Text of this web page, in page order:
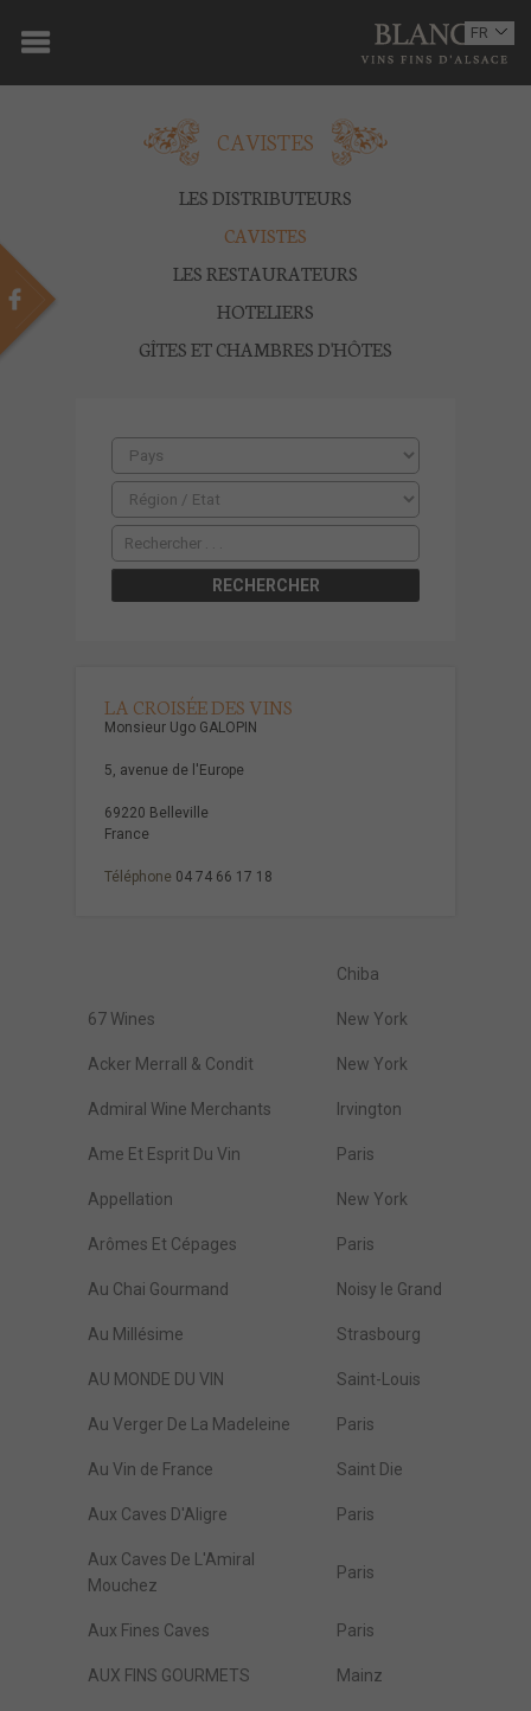
DOMAINE
OENOTOURISME
VINS
BOUTIQUE
MULTIMEDIA
PRESSE
ACTUALITÉS
CONTACT
FR
EN
CAVISTES
LES DISTRIBUTEURS
CAVISTES
LES RESTAURATEURS
HOTELIERS
GÎTES ET CHAMBRES D'HÔTES
LA CROISÉE DES VINS
Monsieur Ugo GALOPIN
5, avenue de l'Europe
69220 Belleville
France
Téléphone 04 74 66 17 18
Chiba
67 Wines New York
Acker Merrall & Condit New York
Admiral Wine Merchants Irvington
Ame Et Esprit Du Vin Paris
Appellation New York
Arômes Et Cépages Paris
Au Chai Gourmand Noisy le Grand
Au Millésime Strasbourg
AU MONDE DU VIN Saint-Louis
Au Verger De La Madeleine Paris
Au Vin de France Saint Die
Aux Caves D'Aligre Paris
Aux Caves De L'Amiral
Mouchez
Paris
Aux Fines Caves Paris
AUX FINS GOURMETS Mainz